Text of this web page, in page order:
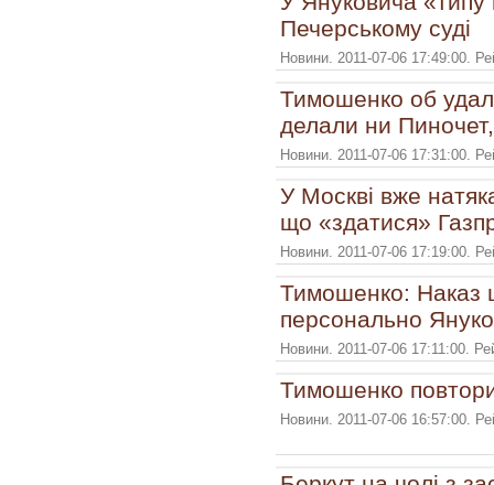
Печерському суді
Новини. 2011-07-06 17:49:00.
Тимошенко об
делали ни
Новини. 2011-07-06 17:31:00.
У Москві вже
що «здатися»
Новини. 2011-07-06 17:19:00.
Тимошенко: Наказ
персонально
Новини. 2011-07-06 17:11:00.
Тимошенко
Новини. 2011-07-06 16:57:00.